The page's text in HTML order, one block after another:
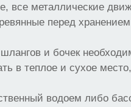
все металлические
перед
и бочек
в теплое и сухое
водоем либо